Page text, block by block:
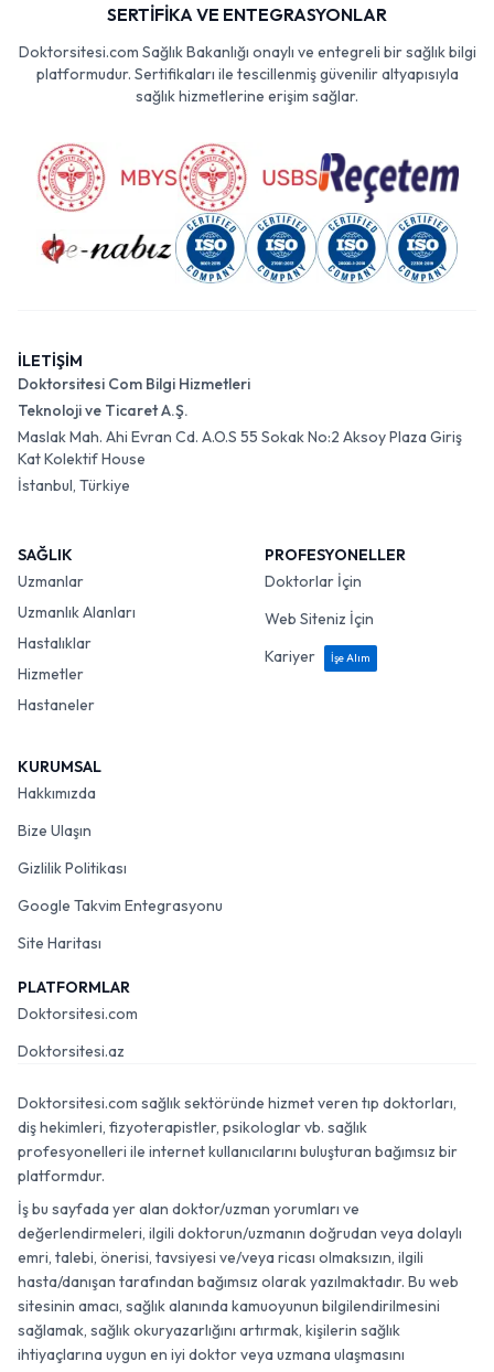
SERTİFİKA VE ENTEGRASYONLAR
Doktorsitesi.com Sağlık Bakanlığı onaylı ve entegreli bir sağlık bilgi
platformudur. Sertifikaları ile tescillenmiş güvenilir altyapısıyla
sağlık hizmetlerine erişim sağlar.
İLETİŞİM
Doktorsitesi Com Bilgi Hizmetleri
Teknoloji ve Ticaret A.Ş.
Maslak Mah. Ahi Evran Cd. A.O.S 55 Sokak No:2 Aksoy Plaza Giriş
Kat Kolektif House
İstanbul, Türkiye
SAĞLIK
Uzmanlar
Uzmanlık Alanları
Hastalıklar
Hizmetler
Hastaneler
PROFESYONELLER
Doktorlar İçin
Web Siteniz İçin
Kariyer
İşe Alım
KURUMSAL
Hakkımızda
Bize Ulaşın
Gizlilik Politikası
Google Takvim Entegrasyonu
Site Haritası
PLATFORMLAR
Doktorsitesi.com
Doktorsitesi.az
Doktorsitesi.com sağlık sektöründe hizmet veren tıp doktorları,
diş hekimleri, fizyoterapistler, psikologlar vb. sağlık
profesyonelleri ile internet kullanıcılarını buluşturan bağımsız bir
platformdur.
İş bu sayfada yer alan doktor/uzman yorumları ve
değerlendirmeleri, ilgili doktorun/uzmanın doğrudan veya dolaylı
emri, talebi, önerisi, tavsiyesi ve/veya ricası olmaksızın, ilgili
hasta/danışan tarafından bağımsız olarak yazılmaktadır. Bu web
sitesinin amacı, sağlık alanında kamuoyunun bilgilendirilmesini
sağlamak, sağlık okuryazarlığını artırmak, kişilerin sağlık
ihtiyaçlarına uygun en iyi doktor veya uzmana ulaşmasını